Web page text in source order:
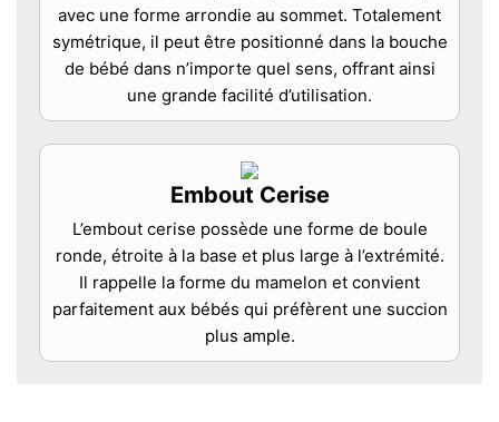
avec une forme arrondie au sommet. Totalement
symétrique, il peut être positionné dans la bouche
de bébé dans n’importe quel sens, offrant ainsi
une grande facilité d’utilisation.
Embout Cerise
L’embout cerise possède une forme de boule
ronde, étroite à la base et plus large à l’extrémité.
Il rappelle la forme du mamelon et convient
parfaitement aux bébés qui préfèrent une succion
plus ample.